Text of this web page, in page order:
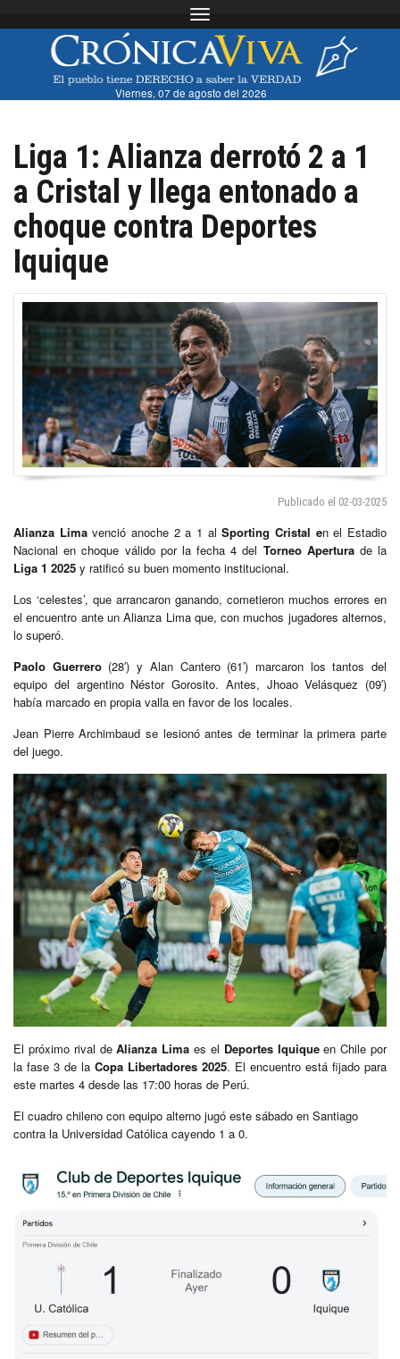
Toggle navigation
Viernes, 07 de agosto del 2026
Liga 1: Alianza derrotó 2 a 1
a Cristal y llega entonado a
choque contra Deportes
Iquique
Publicado el 02-03-2025
Alianza Limavenció anoche 2 a 1 alSporting Cristal en el Estadio
Nacional en choque válido por la fecha 4 del Torneo Aperturade la
Liga 1 2025 y ratificó su buen momento institucional.
Los ‘celestes’, que arrancaron ganando, cometieron muchos errores en
el encuentro ante un Alianza Lima que, con muchos jugadores alternos,
lo superó.
Paolo Guerrero(28′) y Alan Cantero (61′) marcaron los tantos del
equipo del argentino Néstor Gorosito. Antes, Jhoao Velásquez (09′)
había marcado en propia valla en favor de los locales.
Jean Pierre Archimbaud se lesionó antes de terminar la primera parte
del juego.
El próximo rival deAlianza Lima es el Deportes Iquiqueen Chile por
la fase 3 de la Copa Libertadores 2025. El encuentro está fijado para
este martes 4 desde las 17:00 horas de Perú.
El cuadro chileno con equipo alterno jugó este sábado en Santiago
contra la Universidad Católica cayendo 1 a 0.